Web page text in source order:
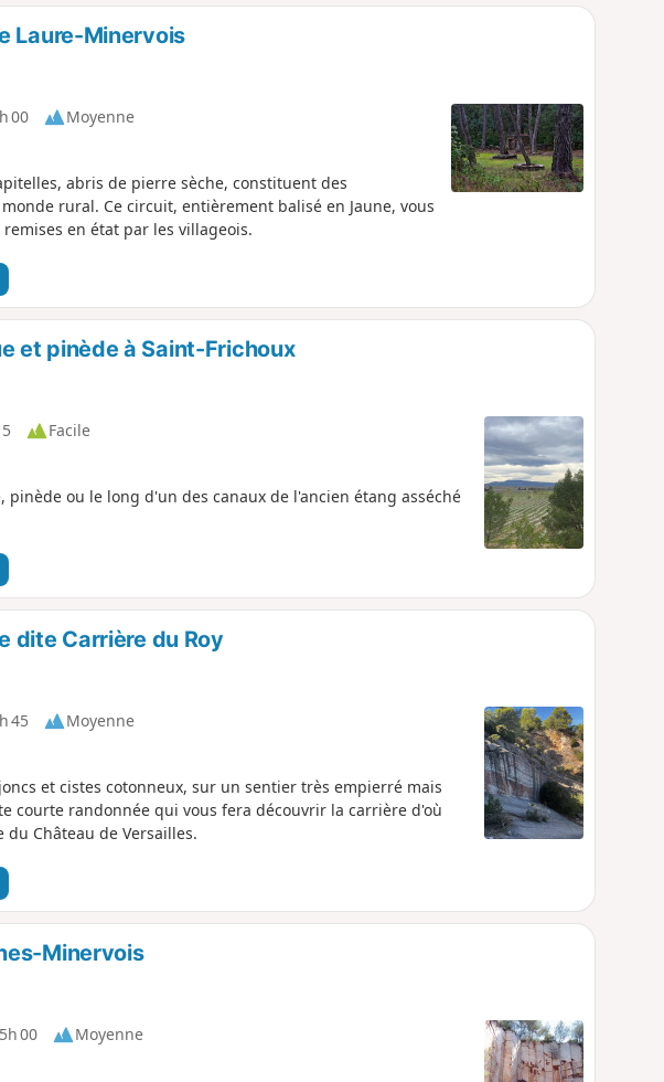
Laure-Minervois
00
Moyenne
abris de pierre sèche, constituent des
rural. Ce circuit, entièrement balisé en Jaune, vous
en état par les villageois.
et pinède à Saint-Frichoux
Facile
ou le long d'un des canaux de l'ancien étang asséché
dite Carrière du Roy
45
Moyenne
et cistes cotonneux, sur un sentier très empierré mais
courte randonnée qui vous fera découvrir la carrière d'où
Château de Versailles.
Minervois
5h 00
Moyenne